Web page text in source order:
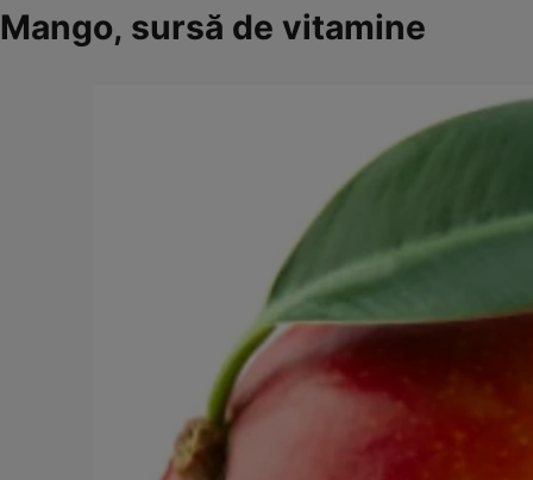
Mango, sursă de vitamine